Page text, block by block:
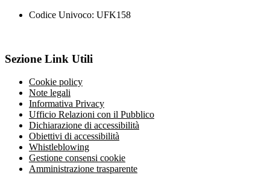
Codice Univoco: UFK158
Sezione Link Utili
Cookie policy
Note legali
Informativa Privacy
Ufficio Relazioni con il Pubblico
Dichiarazione di accessibilità
Obiettivi di accessibilità
Whistleblowing
Gestione consensi cookie
Amministrazione trasparente